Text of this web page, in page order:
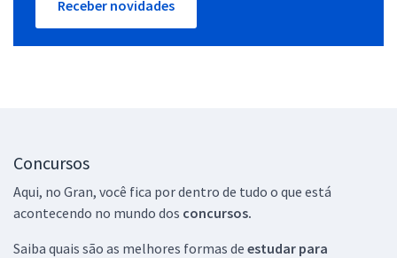
Receber novidades
Concursos
Aqui, no Gran, você fica por dentro de tudo o que está
acontecendo no mundo dos concursos.
Saiba quais são as melhores formas de estudar para